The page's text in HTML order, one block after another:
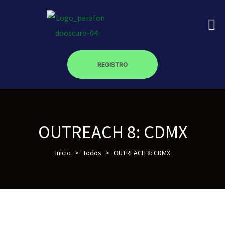
REGISTRO
OUTREACH 8: CDMX
Inicio > Todos > OUTREACH 8: CDMX